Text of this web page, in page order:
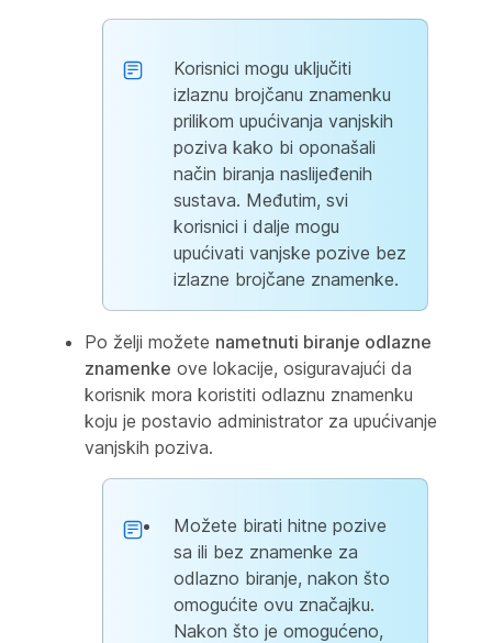
Korisnici mogu uključiti
izlaznu brojčanu znamenku
prilikom upućivanja vanjskih
poziva kako bi oponašali
način biranja naslijeđenih
sustava. Međutim, svi
korisnici i dalje mogu
upućivati vanjske pozive bez
izlazne brojčane znamenke.
Po želji možete nametnuti biranje odlazne
znamenke ove lokacije, osiguravajući da
korisnik mora koristiti odlaznu znamenku
koju je postavio administrator za upućivanje
vanjskih poziva.
Možete birati hitne pozive
sa ili bez znamenke za
odlazno biranje, nakon što
omogućite ovu značajku.
Nakon što je omogućeno,